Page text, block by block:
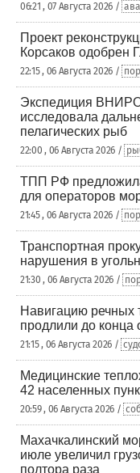
06:21 , 07 Августа 2026 /
Проект
Корсаков одобрен
22:15 , 06 Августа 2026 /
Экспедиция
исследовала
пелагических рыб
22:00 , 06 Августа 2026 /
ТПП РФ
для операторов
21:45 , 06 Августа 2026 /
Транспортная
нарушения в
21:30 , 06 Августа 2026 /
Навигацию речных
продлили до конца
21:15 , 06 Августа 2026 /
Медицинские
42 населенных
20:59 , 06 Августа 2026 /
Махачкалинский
июле увеличил
полтора раза